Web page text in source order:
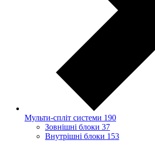
Мульти-спліт системи 190
Зовнішні блоки 37
Внутрішні блоки 153